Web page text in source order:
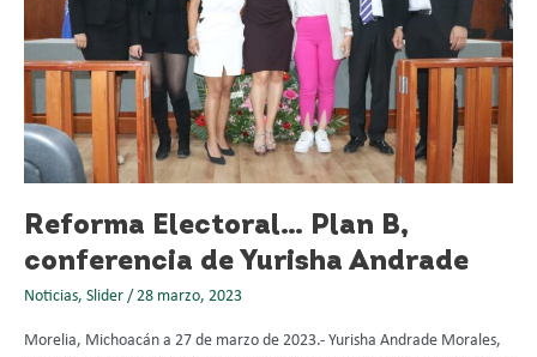
Reforma Electoral… Plan B,
conferencia de Yurisha Andrade
Noticias, Slider / 28 marzo, 2023
Morelia, Michoacán a 27 de marzo de 2023.- Yurisha Andrade Morales,
Yurisha
Andrade